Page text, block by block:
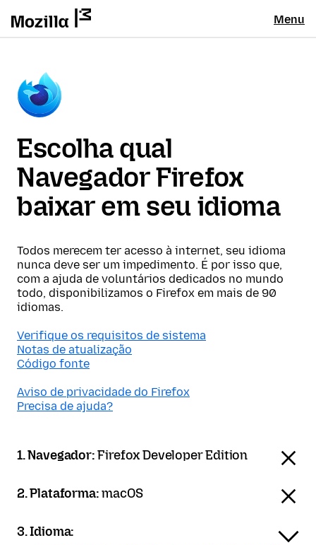
Menu
Escolha qual
Navegador Firefox
baixar em seu idioma
Todos merecem ter acesso à internet, seu idioma
nunca deve ser um impedimento. É por isso que,
com a ajuda de voluntários dedicados no mundo
todo, disponibilizamos o Firefox em mais de 90
idiomas.
Verifique os requisitos de sistema
Notas de atualização
Código fonte
Aviso de privacidade do Firefox
Precisa de ajuda?
1. Navegador:Firefox Developer Edition
2. Plataforma:macOS
3. Idioma: